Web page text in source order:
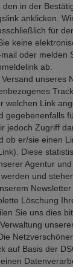
in der
anklicken.
für
keine
oder melden
ab.
unseres
welchen Link
gegebenenfalls
jedoch Zugriff
ob er/sie einen
Diese
Agentur
und
Newsletter
Löschung
Sie uns dies
auf Basis der